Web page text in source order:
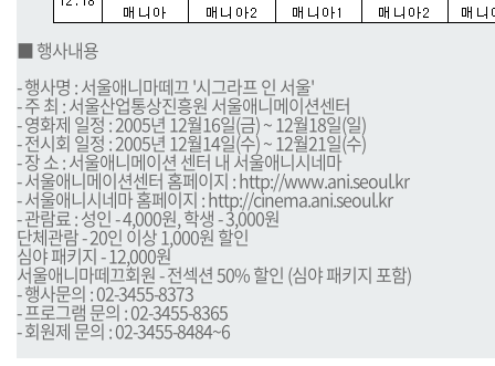
■ 행사내용
- 행사명 : 서울애니마떼끄 '시그라프 인 서울'
- 주 최 : 서울산업통상진흥원 서울애니메이션센터
- 영화제 일정 : 2005년 12월16일(금) ~ 12월18일(일)
- 전시회 일정 : 2005년 12월14일(수) ~ 12월21일(수)
- 장 소 : 서울애니메이션 센터 내 서울애니시네마
- 서울애니메이션센터 홈페이지 :http://www.ani.seoul.kr
- 서울애니시네마 홈페이지 :http://cinema.ani.seoul.kr
- 관람료 : 성인 - 4,000원, 학생 - 3,000원
단체관람 - 20인 이상 1,000원 할인
심야 패키지 - 12,000원
서울애니마떼끄회원 - 전섹션 50% 할인 (심야 패키지 포함)
- 행사문의 : 02-3455-8373
- 프로그램 문의 : 02-3455-8365
- 회원제 문의 : 02-3455-8484~6